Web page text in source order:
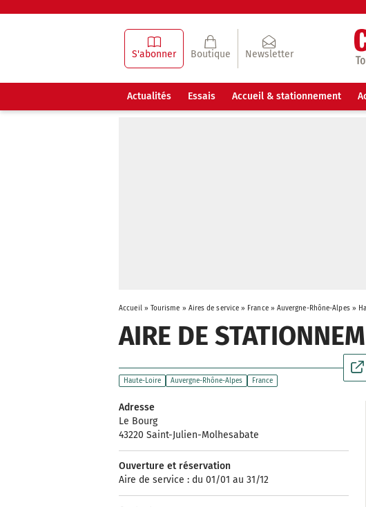
S'abonner Boutique Newsletter
Actualités Essais Accueil & stationnement
Accueil» Tourisme » Aires de service » France» Auvergne-Rhône-Alpes»
AIRE DE
Haute-Loire Auvergne-Rhône-Alpes France
Adresse
Le Bourg
43220 Saint-Julien-Molhesabate
Ouverture et réservation
Aire de service : du 01/01 au 31/12